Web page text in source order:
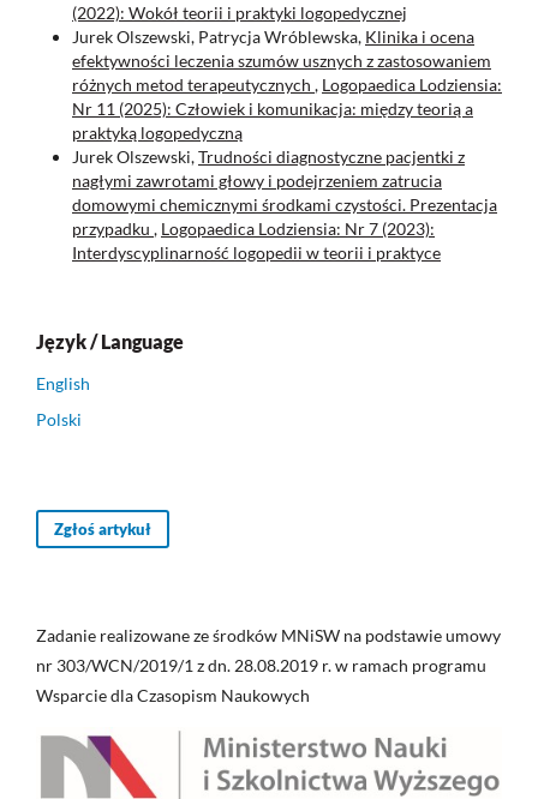
(2022): Wokół teorii i praktyki logopedycznej
Jurek Olszewski, Patrycja Wróblewska, Klinika i ocena
efektywności leczenia szumów usznych z zastosowaniem
różnych metod terapeutycznych , Logopaedica Lodziensia:
Nr 11 (2025): Człowiek i komunikacja: między teorią a
praktyką logopedyczną
Jurek Olszewski,Trudności diagnostyczne pacjentki z
nagłymi zawrotami głowy i podejrzeniem zatrucia
domowymi chemicznymi środkami czystości. Prezentacja
przypadku , Logopaedica Lodziensia: Nr 7 (2023):
Interdyscyplinarność logopedii w teorii i praktyce
Język / Language
English
Polski
Zgłoś artykuł
Zadanie realizowane ze środków MNiSW na podstawie umowy
nr 303/WCN/2019/1 z dn. 28.08.2019 r. w ramach programu
Wsparcie dla Czasopism Naukowych